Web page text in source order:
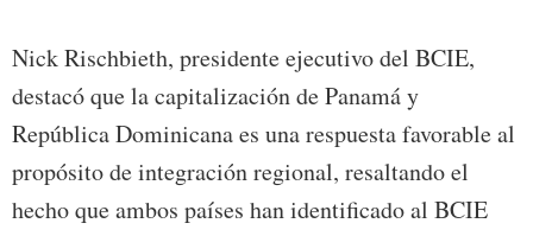
Nick Rischbieth, presidente ejecutivo del BCIE,
destacó que la capitalización de Panamá y
República Dominicana es una respuesta favorable al
propósito de integración regional, resaltando el
hecho que ambos países han identificado al BCIE